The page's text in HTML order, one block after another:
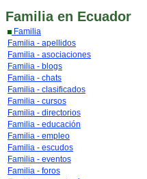
Familia en Ecuador
Familia
Familia - apellidos
Familia - asociaciones
Familia - blogs
Familia - chats
Familia - clasificados
Familia - cursos
Familia - directorios
Familia - educación
Familia - empleo
Familia - escudos
Familia - eventos
Familia - foros